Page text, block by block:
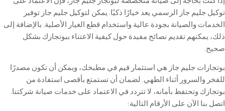
توكيل جليم جاز الرسمي يعد خيارًا ذكيًا. يمكن لتوكيل جليم جاز توفير
الخدمات والصيانة بجودة عالية واستخدام قطع الغيار الأصلية. بالإضافة إلى
ذلك، يمكنهم تقديم نصائح مفيدة حول كيفية الاعتناء ببوتجازك بشكل
صحيح.
بوتجازات جليم جاز هي استثمار قيم في مطبخك، ويمكن أن تكون مصدرًا
للفخر والسرور أثناء الطهي. لضمان أن تستمتع بأقصى استفادة من
بوتجازك وتحتفظ بأمانه، لا تتردد في الاعتماد على خدمات صيانة شركتنا.
اتصل بنا الآن على الأرقام التالية: